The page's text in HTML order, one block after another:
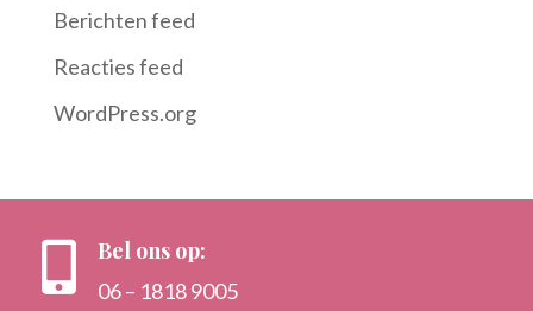
Berichten feed
Reacties feed
WordPress.org
 Bel ons op:
06 – 1818 9005